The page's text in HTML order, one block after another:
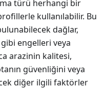
türü herhangi bir
kullanılabilir. Bu
dağlar,
engelleri veya
arazinin kalitesi,
güvenliğini veya
diğer ilgili faktörler